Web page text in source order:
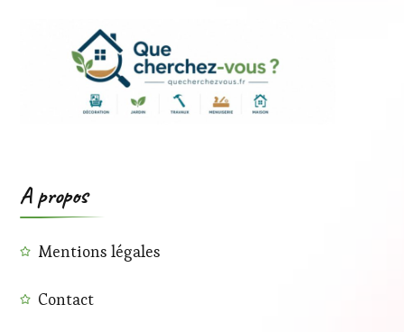
A propos
Mentions légales
Contact